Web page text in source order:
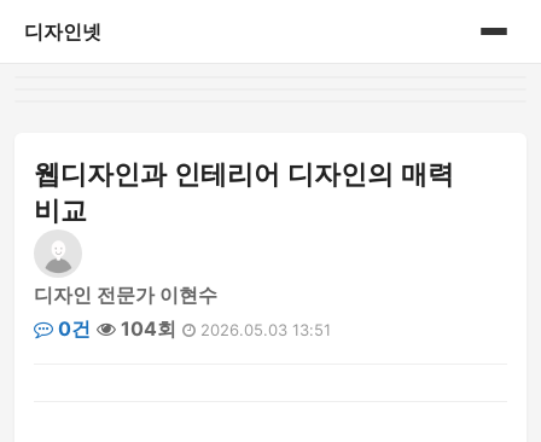
디자인넷
웹디자인과 인테리어 디자인의 매력
비교
디자인 전문가 이현수
0건
104회 2026.05.03 13:51